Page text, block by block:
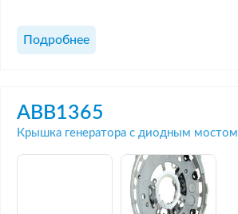
Подробнее
ABB1365
Крышка генератора с диодным мостом